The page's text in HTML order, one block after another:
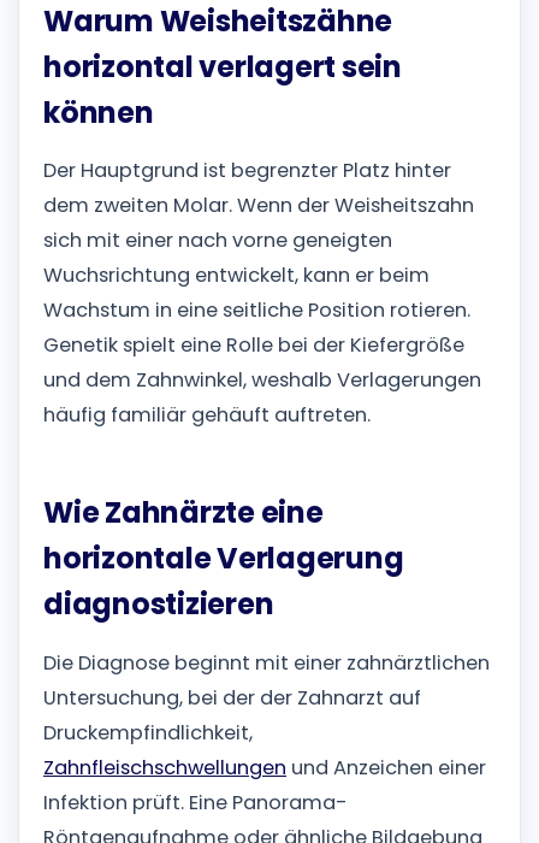
Warum Weisheitszähne
horizontal verlagert sein
können
Der Hauptgrund ist begrenzter Platz hinter
dem zweiten Molar. Wenn der Weisheitszahn
sich mit einer nach vorne geneigten
Wuchsrichtung entwickelt, kann er beim
Wachstum in eine seitliche Position rotieren.
Genetik spielt eine Rolle bei der Kiefergröße
und dem Zahnwinkel, weshalb Verlagerungen
häufig familiär gehäuft auftreten.
Wie Zahnärzte eine
horizontale Verlagerung
diagnostizieren
Die Diagnose beginnt mit einer zahnärztlichen
Untersuchung, bei der der Zahnarzt auf
Druckempfindlichkeit,
Zahnfleischschwellungen und Anzeichen einer
Infektion prüft. Eine Panorama-
Röntgenaufnahme oder ähnliche Bildgebung